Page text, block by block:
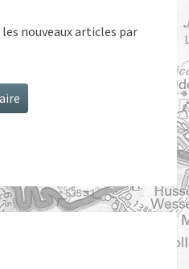
nouveaux articles par